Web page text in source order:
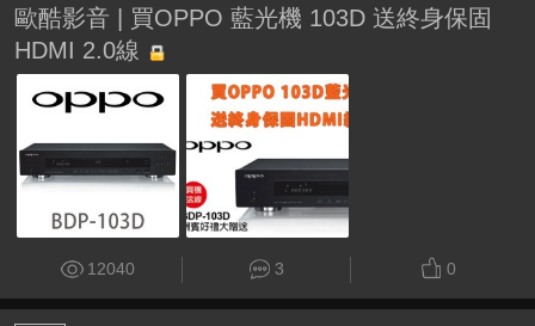
歐酷影音 | 買OPPO 藍光機 103D 送終身保固
HDMI 2.0線
12040 3 0